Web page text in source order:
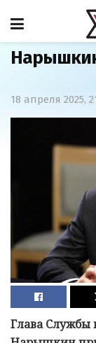
Главная Политика
18 апреля 2025,
Глава Службы